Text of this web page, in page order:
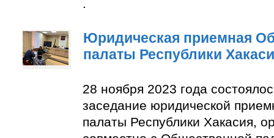
.
Юридическая приемная
палаты Республики
28 ноября 2023 года
заседание юридической
палаты Республики Хакасия,